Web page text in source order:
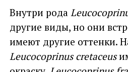
Внутри рода
другие виды, но они
имеют другие оттенки.
Leucocoprinus cretaceus